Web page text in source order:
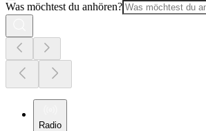
Was möchtest du anhören?
Radio